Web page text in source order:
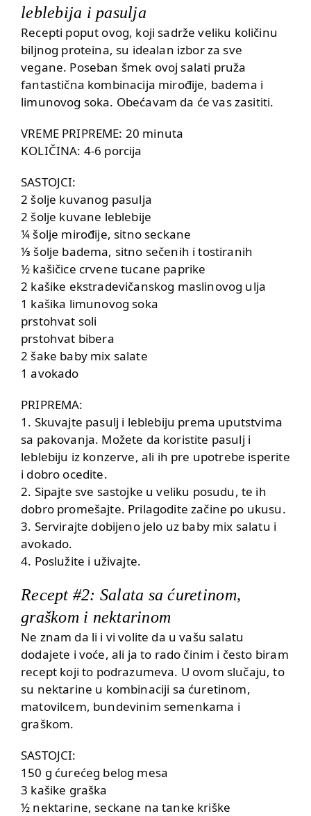
leblebija i pasulja
Recepti poput ovog, koji sadrže veliku količinu
biljnog proteina, su idealan izbor za sve
vegane. Poseban šmek ovoj salati pruža
fantastična kombinacija mirođije, badema i
limunovog soka. Obećavam da će vas zasititi.
VREME PRIPREME: 20 minuta
KOLIČINA: 4-6 porcija
SASTOJCI:
2 šolje kuvanog pasulja
2 šolje kuvane leblebije
¼ šolje mirođije, sitno seckane
⅓ šolje badema, sitno sečenih i tostiranih
½ kašičice crvene tucane paprike
2 kašike ekstradevičanskog maslinovog ulja
1 kašika limunovog soka
prstohvat soli
prstohvat bibera
2 šake baby mix salate
1 avokado
PRIPREMA:
1. Skuvajte pasulj i leblebiju prema uputstvima
sa pakovanja. Možete da koristite pasulj i
leblebiju iz konzerve, ali ih pre upotrebe isperite
i dobro ocedite.
2. Sipajte sve sastojke u veliku posudu, te ih
dobro promešajte. Prilagodite začine po ukusu.
3. Servirajte dobijeno jelo uz baby mix salatu i
avokado.
4. Poslužite i uživajte.
Recept #2: Salata sa ćuretinom,
graškom i nektarinom
Ne znam da li i vi volite da u vašu salatu
dodajete i voće, ali ja to rado činim i često biram
recept koji to podrazumeva. U ovom slučaju, to
su nektarine u kombinaciji sa ćuretinom,
matovilcem, bundevinim semenkama i
graškom.
SASTOJCI:
150 g ćurećeg belog mesa
3 kašike graška
½ nektarine, seckane na tanke kriške